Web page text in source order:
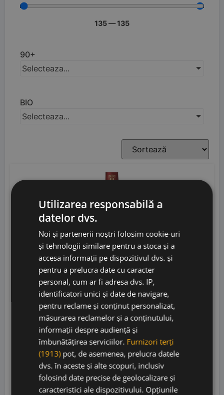
135—135
90+
Selecteaza...
BIO
Selecteaza...
Terredora di Paolo Fatica Contadina
Taurasi 2016
Terredora di Paolo• Italia • Taurasi DOCG
13.5%
150,00lei
Utilizarea responsabilă a
datelor dvs.
Noi și partenerii noștri folosim cookie-uri
și tehnologii similare pentru a stoca și a
accesa informații pe dispozitivul dvs. și
pentru a prelucra date cu caracter
personal, cum ar fi adresa dvs. IP,
identificatori unici și date de navigare,
pentru reclame și conținut personalizat,
măsurarea reclamelor și a conținutului,
informații despre audiență și
îmbunătățirea serviciilor. Furnizori terți
(1913)pot, de asemenea, prelucra datele
dvs. în aceste și alte scopuri, inclusiv
folosind date precise de geolocalizare și
caracteristici ale dispozitivului. Opțiunile